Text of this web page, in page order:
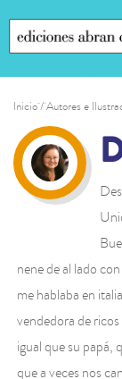
Inicio/ Autores e
nene de al lado
me hablaba en
vendedora de
igual que su papá,
que a veces nos